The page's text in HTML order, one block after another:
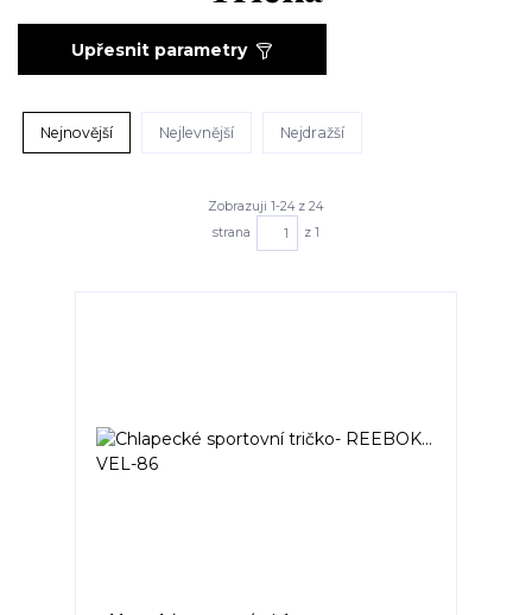
Upřesnit parametry
Nejnovější Nejlevnější Nejdražší
Zobrazuji 1-24 z 24
strana
z 1